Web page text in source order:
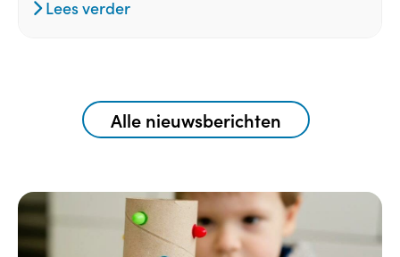
Lees verder
Alle nieuwsberichten